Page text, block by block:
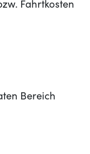
Fahrtkosten
Bereich